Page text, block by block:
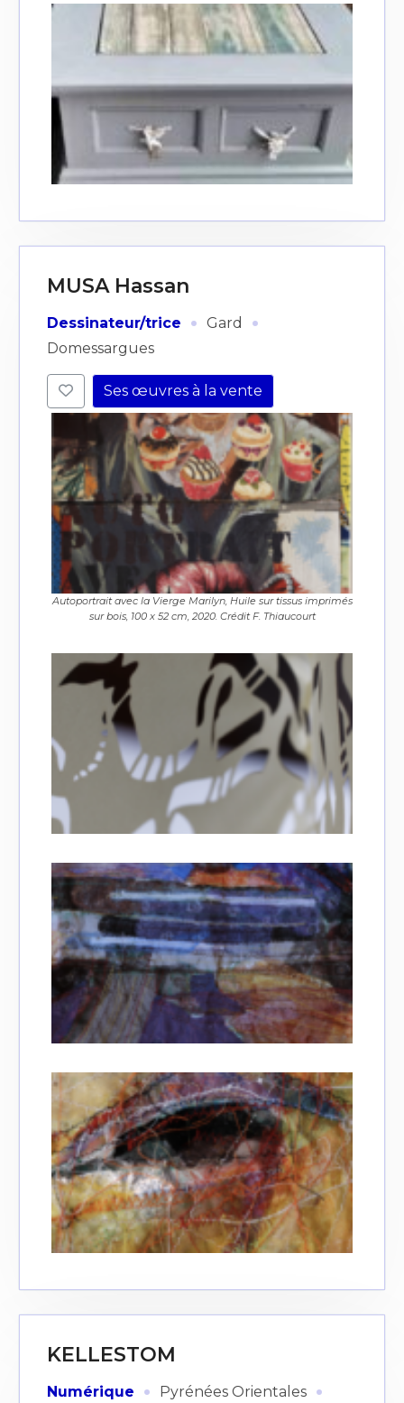
MUSA Hassan
Dessinateur/trice · Gard ·
Domessargues
Ses œuvres à la vente
Autoportrait avec la Vierge Marilyn, Huile sur tissus imprimés
sur bois, 100 x 52 cm, 2020. Crédit F. Thiaucourt
KELLESTOM
Numérique · Pyrénées Orientales ·